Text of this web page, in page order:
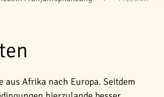
Afrika nach Europa. Seitdem